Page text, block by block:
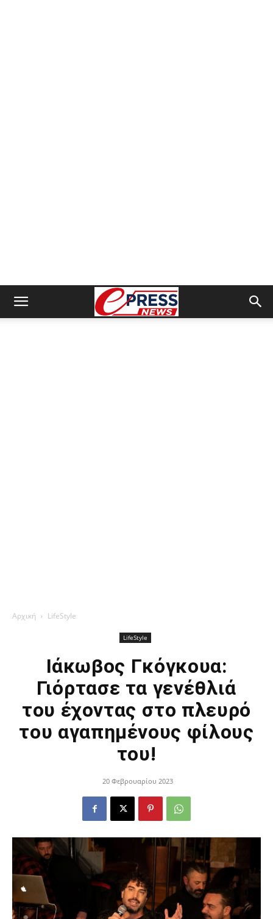
Αρχική LifeStyle
LifeStyle
Ιάκωβος Γκόγκουα:
Γιόρτασε τα γενέθλιά
του έχοντας στο πλευρό
του αγαπημένους φίλους
του!
20 Φεβρουαρίου 2023